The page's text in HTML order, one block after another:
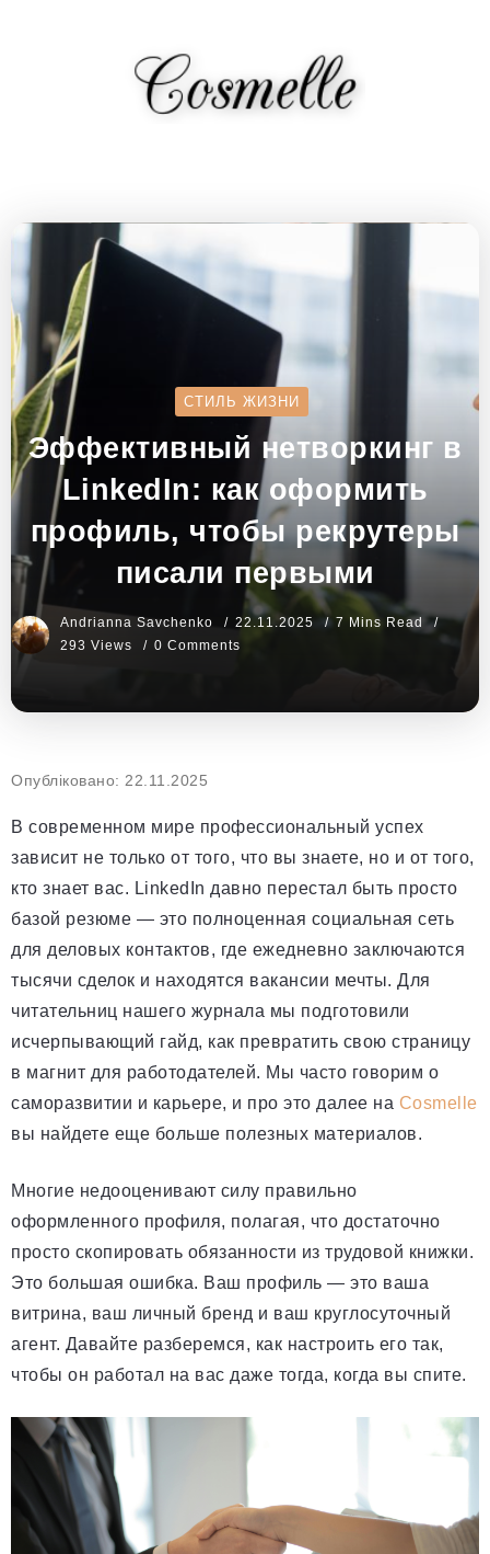
СТИЛЬ ЖИЗНИ
Эффективный нетворкинг в
LinkedIn: как оформить
профиль, чтобы рекрутеры
писали первыми
Andrianna Savchenko 22.11.2025
7 Mins Read
293 Views
0 Comments
Опубліковано: 22.11.2025
В современном мире профессиональный успех
зависит не только от того, что вы знаете, но и от того,
кто знает вас. LinkedIn давно перестал быть просто
базой резюме — это полноценная социальная сеть
для деловых контактов, где ежедневно заключаются
тысячи сделок и находятся вакансии мечты. Для
читательниц нашего журнала мы подготовили
исчерпывающий гайд, как превратить свою страницу
в магнит для работодателей. Мы часто говорим о
саморазвитии и карьере, и про это далее на Cosmelle
вы найдете еще больше полезных материалов.
Многие недооценивают силу правильно
оформленного профиля, полагая, что достаточно
просто скопировать обязанности из трудовой книжки.
Это большая ошибка. Ваш профиль — это ваша
витрина, ваш личный бренд и ваш круглосуточный
агент. Давайте разберемся, как настроить его так,
чтобы он работал на вас даже тогда, когда вы спите.